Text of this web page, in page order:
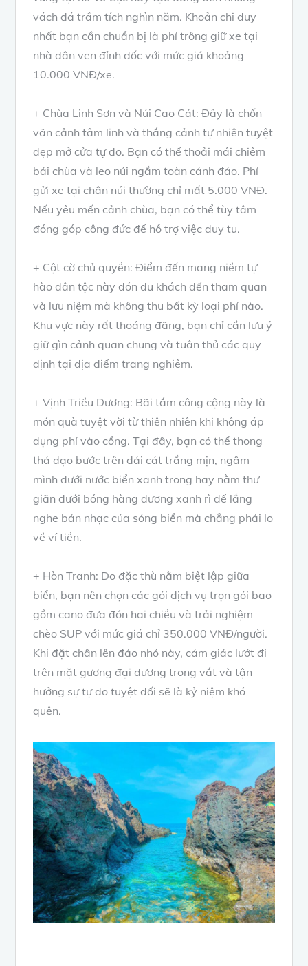
vách đá trầm tích nghìn năm. Khoản chi duy
nhất bạn cần chuẩn bị là phí trông giữ xe tại
nhà dân ven đỉnh dốc với mức giá khoảng
10.000 VNĐ/xe.
+ Chùa Linh Sơn và Núi Cao Cát: Đây là chốn
vãn cảnh tâm linh và thắng cảnh tự nhiên tuyệt
đẹp mở cửa tự do. Bạn có thể thoải mái chiêm
bái chùa và leo núi ngắm toàn cảnh đảo. Phí
gửi xe tại chân núi thường chỉ mất 5.000 VNĐ.
Nếu yêu mến cảnh chùa, bạn có thể tùy tâm
đóng góp công đức để hỗ trợ việc duy tu.
+ Cột cờ chủ quyền: Điểm đến mang niềm tự
hào dân tộc này đón du khách đến tham quan
và lưu niệm mà không thu bất kỳ loại phí nào.
Khu vực này rất thoáng đãng, bạn chỉ cần lưu ý
giữ gìn cảnh quan chung và tuân thủ các quy
định tại địa điểm trang nghiêm.
+ Vịnh Triều Dương: Bãi tắm công cộng này là
món quà tuyệt vời từ thiên nhiên khi không áp
dụng phí vào cổng. Tại đây, bạn có thể thong
thả dạo bước trên dải cát trắng mịn, ngâm
mình dưới nước biển xanh trong hay nằm thư
giãn dưới bóng hàng dương xanh rì để lắng
nghe bản nhạc của sóng biển mà chẳng phải lo
về ví tiền.
+ Hòn Tranh: Do đặc thù nằm biệt lập giữa
biển, bạn nên chọn các gói dịch vụ trọn gói bao
gồm cano đưa đón hai chiều và trải nghiệm
chèo SUP với mức giá chỉ 350.000 VNĐ/người.
Khi đặt chân lên đảo nhỏ này, cảm giác lướt đi
trên mặt gương đại dương trong vắt và tận
hưởng sự tự do tuyệt đối sẽ là kỷ niệm khó
quên.